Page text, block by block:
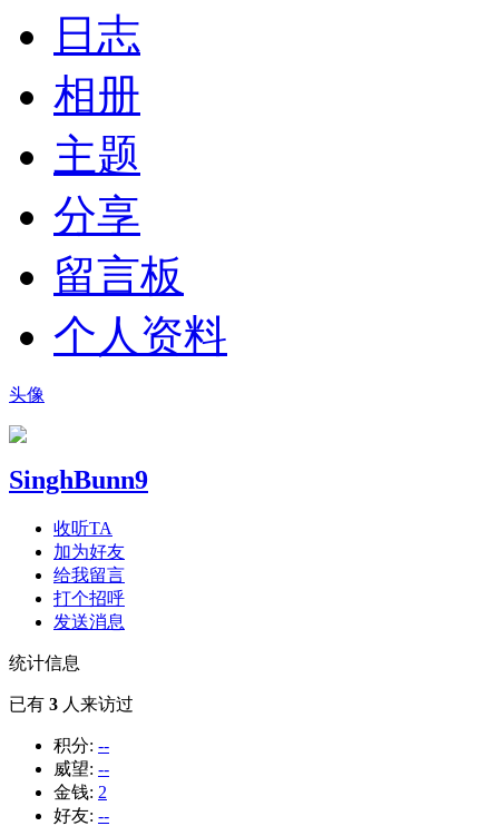
日志
相册
主题
分享
留言板
个人资料
头像
SinghBunn9
收听TA
加为好友
给我留言
打个招呼
发送消息
统计信息
已有 3 人来访过
积分: --
威望: --
金钱: 2
好友: --